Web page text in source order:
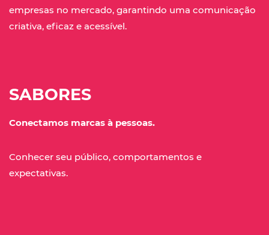
empresas no mercado, garantindo uma comunicação
criativa, eficaz e acessível.
SABORES
Conectamos marcas à pessoas.
Conhecer seu público, comportamentos e
expectativas.